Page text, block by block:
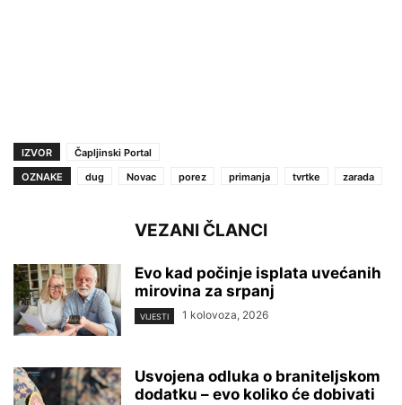
IZVOR
Čapljinski Portal
OZNAKE
dug Novac porez primanja tvrtke zarada
VEZANI ČLANCI
Evo kad počinje isplata uvećanih
mirovina za srpanj
VIJESTI 1 kolovoza, 2026
Usvojena odluka o braniteljskom
dodatku – evo koliko će dobivati